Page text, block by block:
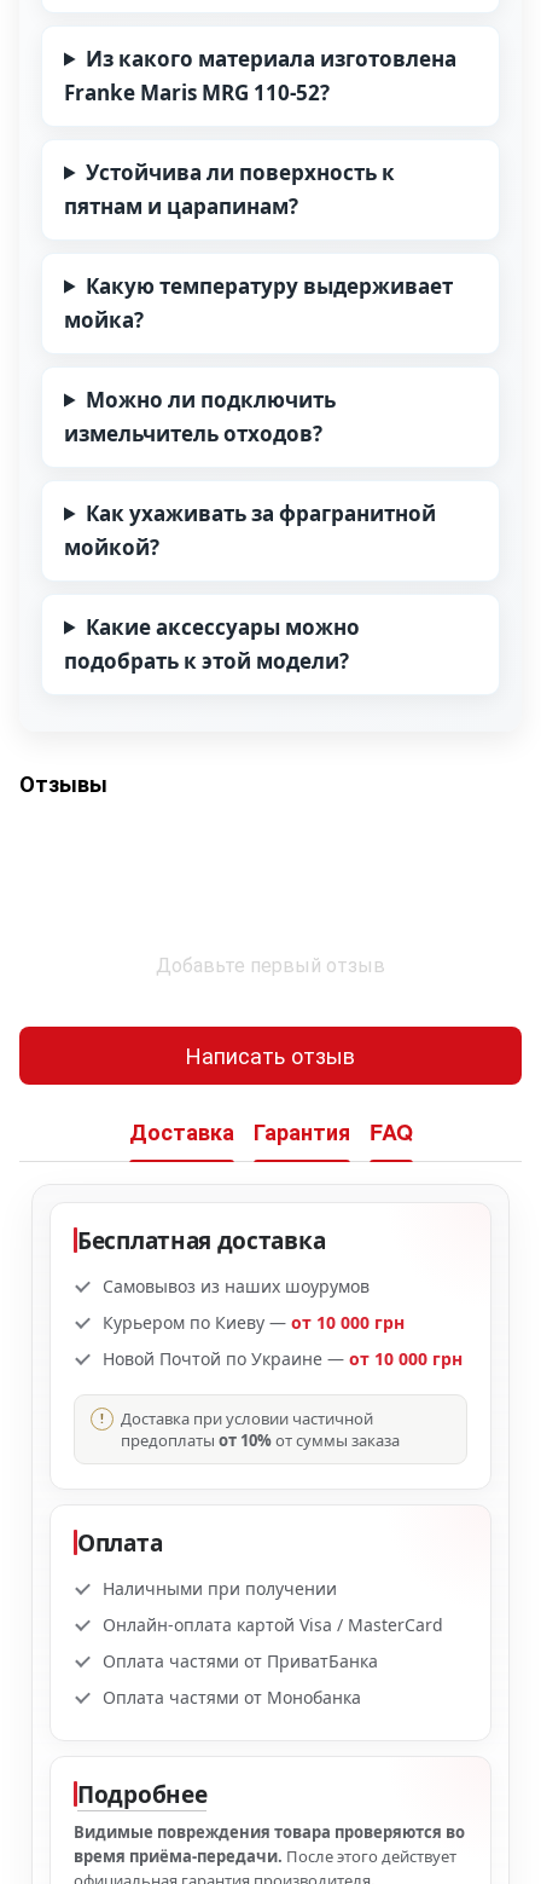
Из какого материала изготовлена
Franke Maris MRG 110-52?
Устойчива ли поверхность к
пятнам и царапинам?
Какую температуру выдерживает
мойка?
Можно ли подключить
измельчитель отходов?
Как ухаживать за фрагранитной
мойкой?
Какие аксессуары можно
подобрать к этой модели?
Отзывы
Добавьте первый отзыв
Написать отзыв
Доставка Гарантия FAQ
Бесплатная доставка
Самовывоз из наших шоурумов
Курьером по Киеву — от 10 000 грн
Новой Почтой по Украине — от 10 000 грн
Доставка при условии частичной
предоплаты от 10%от суммы заказа
Оплата
Наличными при получении
Онлайн-оплата картой Visa / MasterCard
Оплата частями от ПриватБанка
Оплата частями от Монобанка
Подробнее
Видимые повреждения товара проверяются во
время приёма-передачи. После этого действует